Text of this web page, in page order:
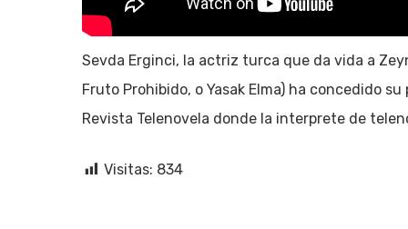
Sevda Erginci, la actriz turca que da vida a
Fruto Prohibido, o Yasak Elma) ha concedido
Revista Telenovela donde la interprete de
Visitas: 834